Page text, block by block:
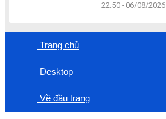
22:50 - 06/08/2026
Trang chủ
Desktop
Về đầu trang